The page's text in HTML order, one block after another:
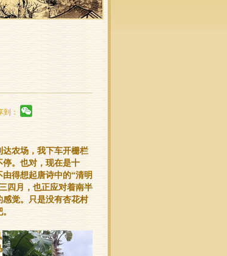
到：
农场，我下车开栅栏
停。也对，现在是十
得想起唐诗中的“清明
四月，也正应对着南半
觉。只是没有杏花村